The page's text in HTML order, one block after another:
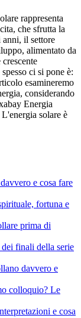
rappresenta
che sfrutta la
il settore
alimentato da
ci si pone è:
esamineremo
considerando
Energia
solare è
e cosa fare
fortuna e
prima di
finali della serie
davvero e
colloquio? Le
e cosa